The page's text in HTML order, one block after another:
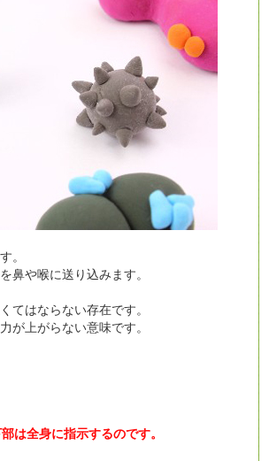
。
鼻や喉に送り込みます。
てはならない存在です。
が上がらない意味です。
は全身に指示するのです。